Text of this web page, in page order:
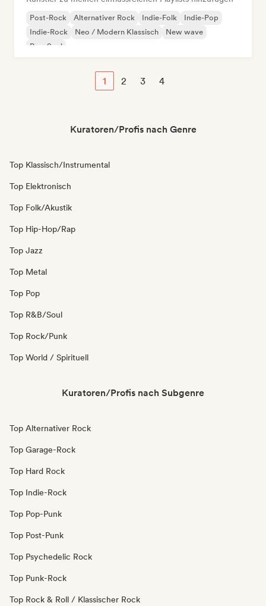
Post-Rock Alternativer Rock Indie-Folk
Indie-Pop
Indie-Rock
Neo / Modern Klassisch
New wave
Pop-Soul
1 2 3 4
Kuratoren/Profis nach Genre
Top Klassisch/Instrumental
Top Elektronisch
Top Folk/Akustik
Top Hip-Hop/Rap
Top Jazz
Top Metal
Top Pop
Top R&B/Soul
Top Rock/Punk
Top World / Spirituell
Kuratoren/Profis nach Subgenre
Top Alternativer Rock
Top Garage-Rock
Top Hard Rock
Top Indie-Rock
Top Pop-Punk
Top Post-Punk
Top Psychedelic Rock
Top Punk-Rock
Top Rock & Roll / Klassischer Rock